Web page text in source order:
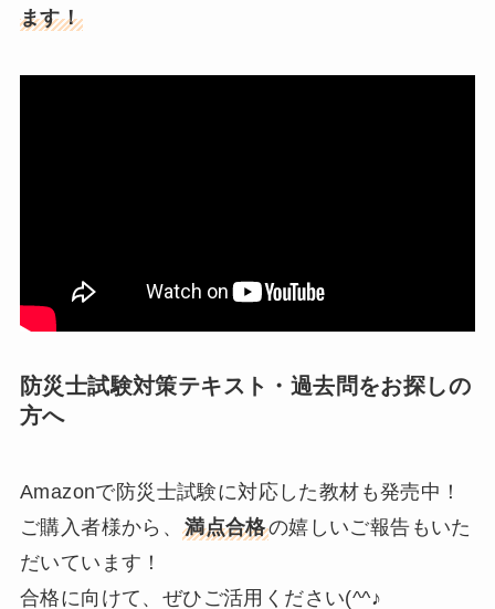
ます！
防災士試験対策テキスト・過去問をお探しの
方へ
Amazonで防災士試験に対応した教材も発売中！
ご購入者様から、満点合格の嬉しいご報告もいた
だいています！
合格に向けて、ぜひご活用ください(^^♪